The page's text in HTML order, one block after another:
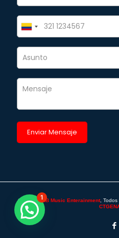
©2025 -SAB Music Enterainment, Todos
1